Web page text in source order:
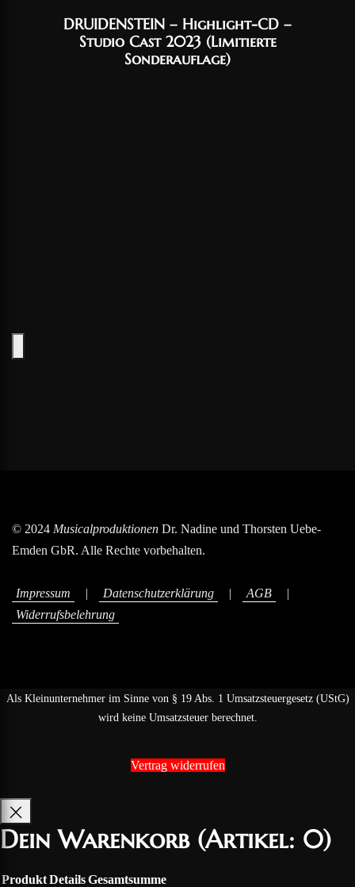
DRUIDENSTEIN – Highlight-CD –
Studio Cast 2023 (Limitierte
Sonderauflage)
© 2024 Musicalproduktionen Dr. Nadine und Thorsten Uebe-
Emden GbR. Alle Rechte vorbehalten.
Impressum | Datenschutzerklärung | AGB
|
Widerrufsbelehrung
Als Kleinunternehmer im Sinne von § 19 Abs. 1 Umsatzsteuergesetz (UStG)
wird keine Umsatzsteuer berechnet.
Vertrag widerrufen
Dein Warenkorb (Artikel: 0)
ProduktDetailsGesamtsumme